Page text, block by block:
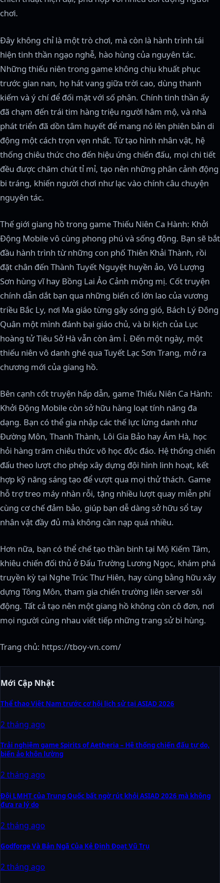
chơi.
Đây không chỉ là một trò chơi, mà còn là hành trình tái
hiện tinh thần ngạo nghễ, hào hùng của nguyên tác.
Những thiếu niên trong game không chịu khuất phục
trước gian nan, họ hát vang giữa trời cao, dùng thanh
kiếm và ý chí để đối mặt với số phận. Chính tinh thần ấy
đã chạm đến trái tim hàng triệu người hâm mộ, và nhà
phát triển đã dồn tâm huyết để mang nó lên phiên bản di
động một cách trọn vẹn nhất. Từ tạo hình nhân vật, hệ
thống chiêu thức cho đến hiệu ứng chiến đấu, mọi chi tiết
đều được chăm chút tỉ mỉ, tạo nên những phân cảnh động
bi tráng, khiến người chơi như lạc vào chính câu chuyện
nguyên tác.
Thế giới giang hồ trong game Thiếu Niên Ca Hành: Khởi
Động Mobile vô cùng phong phú và sống động. Bạn sẽ bắt
đầu hành trình từ những con phố Thiên Khải Thành, rồi
đặt chân đến Thành Tuyết Nguyệt huyền ảo, Vô Lượng
Sơn hùng vĩ hay Bồng Lai Ảo Cảnh mộng mị. Cốt truyện
chính dẫn dắt bạn qua những biến cố lớn lao của vương
triều Bắc Ly, nơi Ma giáo từng gây sóng gió, Bách Lý Đông
Quân một mình đánh bại giáo chủ, và bi kịch của Lục
hoàng tử Tiêu Sở Hà vẫn còn âm ỉ. Đến một ngày, một
thiếu niên vô danh ghé qua Tuyết Lạc Sơn Trang, mở ra
chương mới của giang hồ.
Bên cạnh cốt truyện hấp dẫn, game Thiếu Niên Ca Hành:
Khởi Động Mobile còn sở hữu hàng loạt tính năng đa
dạng. Bạn có thể gia nhập các thế lực lừng danh như
Đường Môn, Thanh Thành, Lôi Gia Bảo hay Ám Hà, học
hỏi hàng trăm chiêu thức võ học độc đáo. Hệ thống chiến
đấu theo lượt cho phép xây dựng đội hình linh hoạt, kết
hợp kỹ năng sáng tạo để vượt qua mọi thử thách. Game
hỗ trợ treo máy nhàn rỗi, tặng nhiều lượt quay miễn phí
cùng cơ chế đảm bảo, giúp bạn dễ dàng sở hữu sổ tay
nhân vật đầy đủ mà không cần nạp quá nhiều.
Hơn nữa, bạn có thể chế tạo thần binh tại Mộ Kiếm Tâm,
khiêu chiến đối thủ ở Đấu Trường Lương Ngọc, khám phá
truyền kỳ tại Nghe Trúc Thư Hiên, hay cùng bằng hữu xây
dựng Tông Môn, tham gia chiến trường liên server sôi
động. Tất cả tạo nên một giang hồ không còn cô đơn, nơi
mọi người cùng nhau viết tiếp những trang sử bi hùng.
Trang chủ: https://tboy-vn.com/
Mới Cập Nhật
Thể thao Việt Nam trước cơ hội lịch sử tại ASIAD 2026
2 tháng ago
Trải nghiệm game Spirits of Aetheria – Hệ thống chiến đấu tự do,
biến ảo khôn lường
2 tháng ago
Đội LMHT của Trung Quốc bất ngờ rút khỏi ASIAD 2026 mà không
đưa ra lý do
2 tháng ago
Godforge Và Bản Ngã Của Kẻ Định Đoạt Vũ Trụ
2 tháng ago